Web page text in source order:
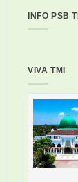
INFO PSB
VIVA TMI